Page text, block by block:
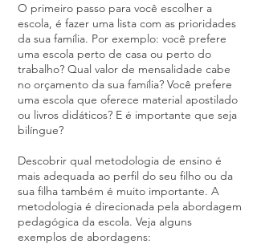
O primeiro passo para você escolher a
escola, é fazer uma lista com as prioridades
da sua família. Por exemplo: você prefere
uma escola perto de casa ou perto do
trabalho? Qual valor de mensalidade cabe
no orçamento da sua família? Você prefere
uma escola que oferece material apostilado
ou livros didáticos? E é importante que seja
bilíngue?
Descobrir qual metodologia de ensino é
mais adequada ao perfil do seu filho ou da
sua filha também é muito importante. A
metodologia é direcionada pela abordagem
pedagógica da escola. Veja alguns
exemplos de abordagens: